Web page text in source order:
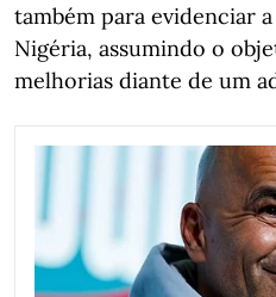
também para evidenciar
Nigéria, assumindo o
melhorias diante de um